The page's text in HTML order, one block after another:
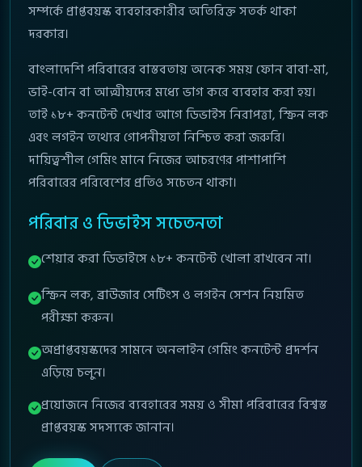
সম্পর্কে প্রাপ্তবয়স্ক ব্যবহারকারীর অতিরিক্ত সতর্ক থাকা
দরকার।
বাংলাদেশি পরিবারের বাস্তবতায় অনেক সময় ফোন বাবা-মা,
ভাই-বোন বা আত্মীয়দের মধ্যে ভাগ করে ব্যবহার করা হয়।
তাই ১৮+ কনটেন্ট দেখার আগে ডিভাইস নিরাপত্তা, স্ক্রিন লক
এবং লগইন তথ্যের গোপনীয়তা নিশ্চিত করা জরুরি।
দায়িত্বশীল গেমিং মানে নিজের আচরণের পাশাপাশি
পরিবারের পরিবেশের প্রতিও সচেতন থাকা।
পরিবার ও ডিভাইস সচেতনতা
শেয়ার করা ডিভাইসে ১৮+ কনটেন্ট খোলা রাখবেন না।
স্ক্রিন লক, ব্রাউজার সেটিংস ও লগইন সেশন নিয়মিত
পরীক্ষা করুন।
অপ্রাপ্তবয়স্কদের সামনে অনলাইন গেমিং কনটেন্ট প্রদর্শন
এড়িয়ে চলুন।
প্রয়োজনে নিজের ব্যবহারের সময় ও সীমা পরিবারের বিশ্বস্ত
প্রাপ্তবয়স্ক সদস্যকে জানান।